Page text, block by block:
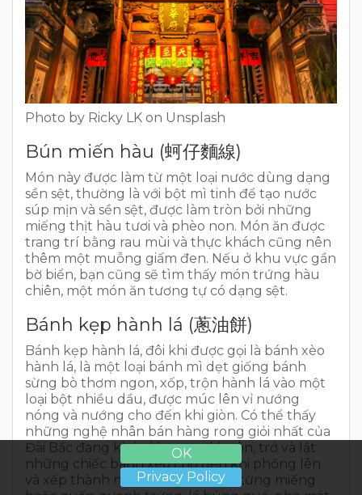
OK
Privacy Policy
Photo by Ricky LK on Unsplash
Bún miến hàu (蚵仔麵線)
Món này được làm từ một loại nước dùng dạng
sền sệt, thường là với bột mì tinh để tạo nước
súp mịn và sền sệt, được làm tròn bởi những
miếng thịt hàu tươi và phèo non. Món ăn được
trang trí bằng rau mùi và thực khách cũng nên
thêm một muỗng giấm đen. Nếu ở khu vực gần
bờ biển, bạn cũng sẽ tìm thấy món trứng hàu
chiên, một món ăn tương tự có dạng sệt.
Bánh kẹp hành lá (蔥油餅)
Bánh kẹp hành lá, đôi khi được gọi là bánh xèo
hành lá, là một loại bánh mì dẹt giống bánh
sừng bò thơm ngon, xốp, trộn hành lá vào một
loại bột nhiều dầu, được múc lên vỉ nướng
nóng và nướng cho đến khi giòn. Có thể thấy
những nghệ nhân bán hàng rong giỏi nhất của
Đài Bắc đang khéo léo quay khuôn, trở và lật
những chiếc bánh xèo cho đến khi phồng lên
và xếp thành nhiều lớp. Ăn riêng từng miếng